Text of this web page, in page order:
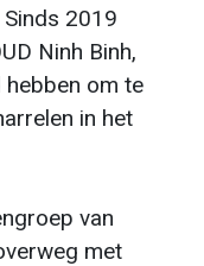
2019
Ninh Binh,
om te
in het
van
met